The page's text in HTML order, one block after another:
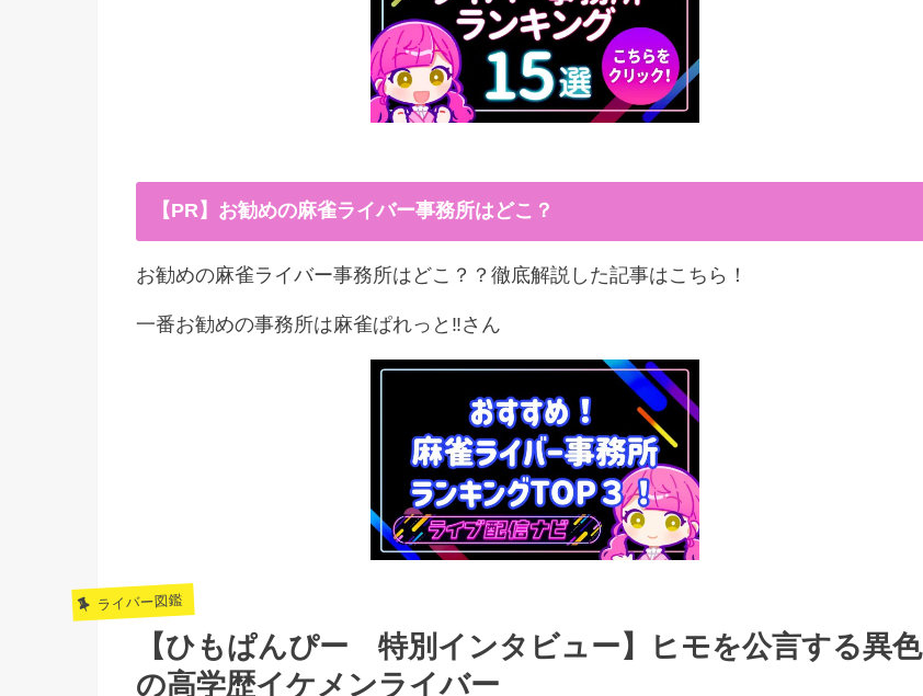
【PR】お勧めの麻雀ライバー事務所はどこ？
お勧めの麻雀ライバー事務所はどこ？？徹底解説した記事はこちら！
一番お勧めの事務所は麻雀ぱれっと‼︎さん
ライバー図鑑
【ひもぱんぴー 特別インタビュー】ヒモを公言する異色
の高学歴イケメンライバー